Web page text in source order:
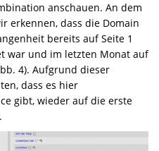
anschauen. An dem
erkennen, dass die Domain
bereits auf Seite 1
war und im letzten Monat auf
4). Aufgrund dieser
dass es hier
gibt, wieder auf die erste